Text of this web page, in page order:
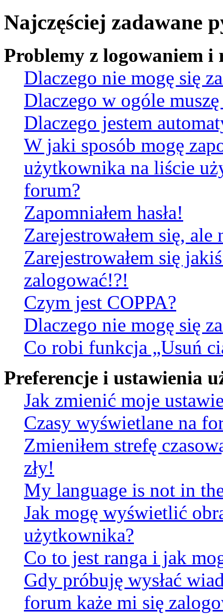
Najczęściej zadawane
Problemy z logowaniem i
Dlaczego nie mogę się
Dlaczego w ogóle
Dlaczego jestem
W jaki sposób mogę
użytkownika na liście
forum?
Zapomniałem hasła!
Zarejestrowałem się,
Zarejestrowałem się
zalogować!?!
Czym jest COPPA?
Dlaczego nie mogę się
Co robi funkcja „Usuń
Preferencje i ustawienia
Jak zmienić moje
Czasy wyświetlane na
Zmieniłem strefę
zły!
My language is not in
Jak mogę wyświetlić
użytkownika?
Co to jest ranga i jak
Gdy próbuję wysłać
forum każe mi się